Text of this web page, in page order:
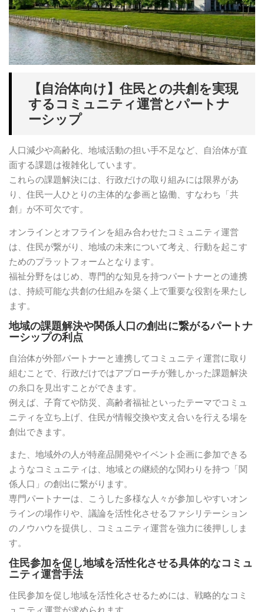
【自治体向け】住民との共創を実現
するコミュニティ運営とパートナ
ーシップ
人口減少や高齢化、地域活動の担い手不足など、自治体が直
面する課題は複雑化しています。
これらの課題解決には、行政だけの取り組みには限界があ
り、住民一人ひとりの主体的な参画と協働、すなわち「共
創」が不可欠です。
オンラインとオフラインを組み合わせたコミュニティ運営
は、住民が繋がり、地域の未来について考え、行動を起こす
ためのプラットフォームとなります。
福祉分野をはじめ、専門的な知見を持つパートナーとの連携
は、持続可能な共創の仕組みを築く上で重要な役割を果たし
ます。
地域の課題解決や関係人口の創出に繋がるパートナ
ーシップの利点
自治体が外部パートナーと連携してコミュニティ運営に取り
組むことで、行政だけではアプローチが難しかった課題解決
の糸口を見出すことができます。
例えば、子育てや防災、高齢者福祉といったテーマでコミュ
ニティを立ち上げ、住民が情報交換や支え合いを行える場を
創出できます。
また、地域外の人が特産品開発やイベント企画に参加できる
ようなコミュニティは、地域との継続的な関わりを持つ「関
係人口」の創出に繋がります。
専門パートナーは、こうした多様な人々が参加しやすいオン
ラインの場作りや、議論を活性化させるファシリテーション
のノウハウを提供し、コミュニティ運営を強力に後押ししま
す。
住民参加を促し地域を活性化させる具体的なコミュ
ニティ運営手法
住民参加を促し地域を活性化させるためには、戦略的なコミ